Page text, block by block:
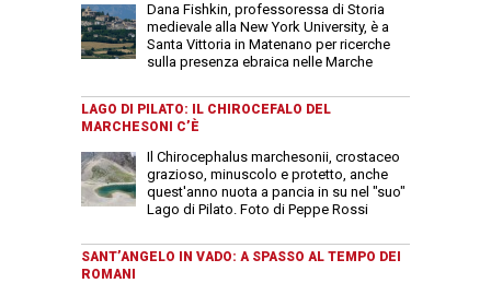
Dana Fishkin, professoressa di Storia
medievale alla New York University, è a
Santa Vittoria in Matenano per ricerche
sulla presenza ebraica nelle Marche
LAGO DI PILATO: IL CHIROCEFALO DEL
MARCHESONI C’È
Il Chirocephalus marchesonii, crostaceo
grazioso, minuscolo e protetto, anche
quest'anno nuota a pancia in su nel "suo"
Lago di Pilato. Foto di Peppe Rossi
SANT’ANGELO IN VADO: A SPASSO AL TEMPO DEI
ROMANI